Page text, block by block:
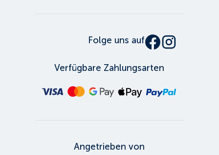
Folge uns auf
Verfügbare Zahlungsarten
Angetrieben von